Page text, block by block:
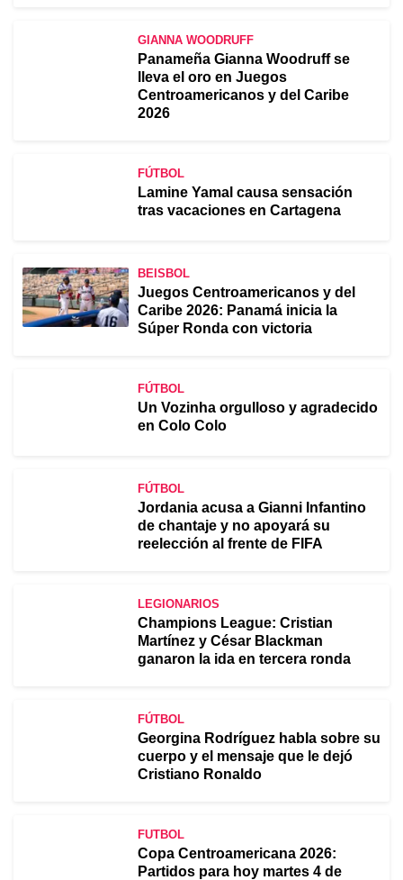
GIANNA WOODRUFF
Panameña Gianna Woodruff se
lleva el oro en Juegos
Centroamericanos y del Caribe
2026
FÚTBOL
Lamine Yamal causa sensación
tras vacaciones en Cartagena
BEISBOL
Juegos Centroamericanos y del
Caribe 2026: Panamá inicia la
Súper Ronda con victoria
FÚTBOL
Un Vozinha orgulloso y agradecido
en Colo Colo
FÚTBOL
Jordania acusa a Gianni Infantino
de chantaje y no apoyará su
reelección al frente de FIFA
LEGIONARIOS
Champions League: Cristian
Martínez y César Blackman
ganaron la ida en tercera ronda
FÚTBOL
Georgina Rodríguez habla sobre su
cuerpo y el mensaje que le dejó
Cristiano Ronaldo
FUTBOL
Copa Centroamericana 2026:
Partidos para hoy martes 4 de